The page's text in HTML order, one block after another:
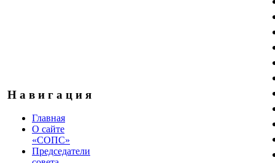
Н а в и г а ц и я
Главная
О сайте
«СОПС»
Председатели